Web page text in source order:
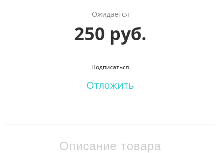
Ожидается
250 руб.
Подписаться
Отложить
Описание товара